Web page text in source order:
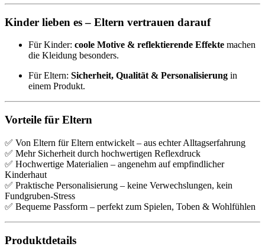
Kinder lieben es – Eltern vertrauen darauf
Für Kinder: coole Motive & reflektierende Effekte machen
die Kleidung besonders.
Für Eltern: Sicherheit, Qualität & Personalisierung in
einem Produkt.
Vorteile für Eltern
✅ Von Eltern für Eltern entwickelt – aus echter Alltagserfahrung
✅ Mehr Sicherheit durch hochwertigen Reflexdruck
✅ Hochwertige Materialien – angenehm auf empfindlicher
Kinderhaut
✅ Praktische Personalisierung – keine Verwechslungen, kein
Fundgruben-Stress
✅ Bequeme Passform – perfekt zum Spielen, Toben & Wohlfühlen
Produktdetails